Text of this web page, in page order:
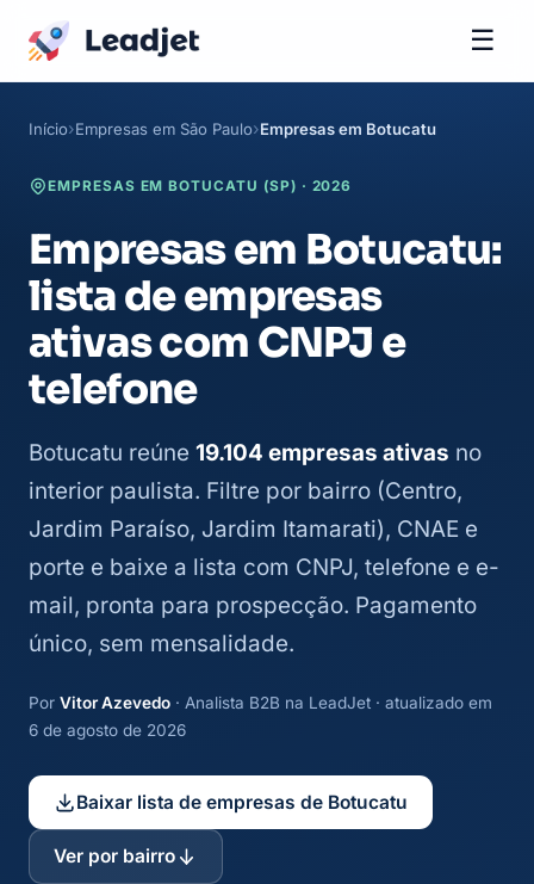
☰
Início Empresas em São Paulo Empresas em Botucatu
EMPRESAS EM BOTUCATU (SP) · 2026
Empresas em Botucatu:
lista de empresas
ativas com CNPJ e
telefone
Botucatu reúne 19.104 empresas ativas no
interior paulista. Filtre por bairro (Centro,
Jardim Paraíso, Jardim Itamarati), CNAE e
porte e baixe a lista com CNPJ, telefone e e-
mail, pronta para prospecção. Pagamento
único, sem mensalidade.
Por Vitor Azevedo · Analista B2B na LeadJet · atualizado em
6 de agosto de 2026
Baixar lista de empresas de Botucatu
Ver por bairro